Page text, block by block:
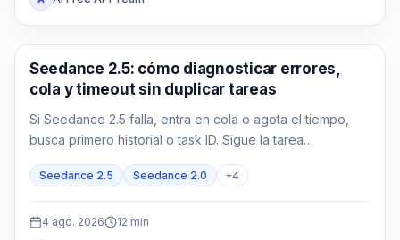
Generación de video con IA
Seedance 2.5: cómo diagnosticar errores,
cola y timeout sin duplicar tareas
Si Seedance 2.5 falla, entra en cola o agota el tiempo,
busca primero historial o task ID. Sigue la tarea
failed/expired antes de reenviar.
Seedance 2.5 Seedance 2.0 +4
4 ago. 2026 12 min